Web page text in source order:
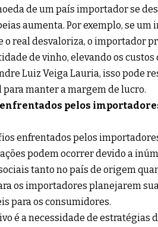
de um país importador se
aumenta. Por exemplo, se
o real desvaloriza, o importador
de vinho, elevando os
Luiz Veiga Lauria, isso pode
manter a margem de lucro.
enfrentados pelos
enfrentados pelos
podem ocorrer devido a
tanto no país de origem
os importadores planejarem
para os consumidores.
é a necessidade de estratégias